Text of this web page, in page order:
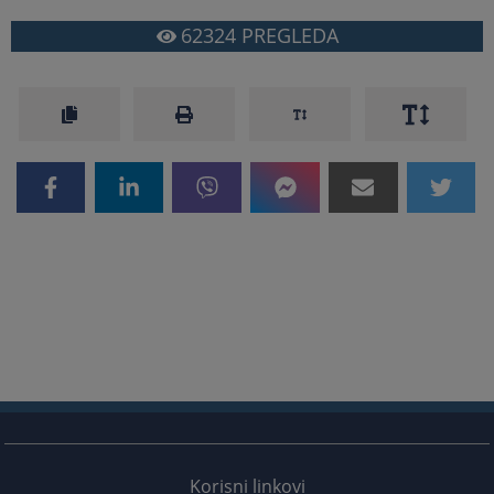
62324PREGLEDA
Korisni linkovi